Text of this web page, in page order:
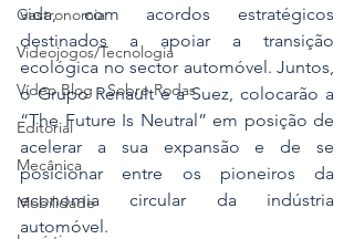
Gastronomia
Videojogos/Tecnologia
Vídeo Blog - Sobre Rodas
Editorial
Mecânica
Mobilidade
vida, com acordos estratégicos
destinados a apoiar a transição
ecológica no sector automóvel. Juntos,
o Grupo Renault e a Suez, colocarão a
“The Future Is Neutral” em posição de
acelerar a sua expansão e de se
posicionar entre os pioneiros da
economia circular da indústria
automóvel.